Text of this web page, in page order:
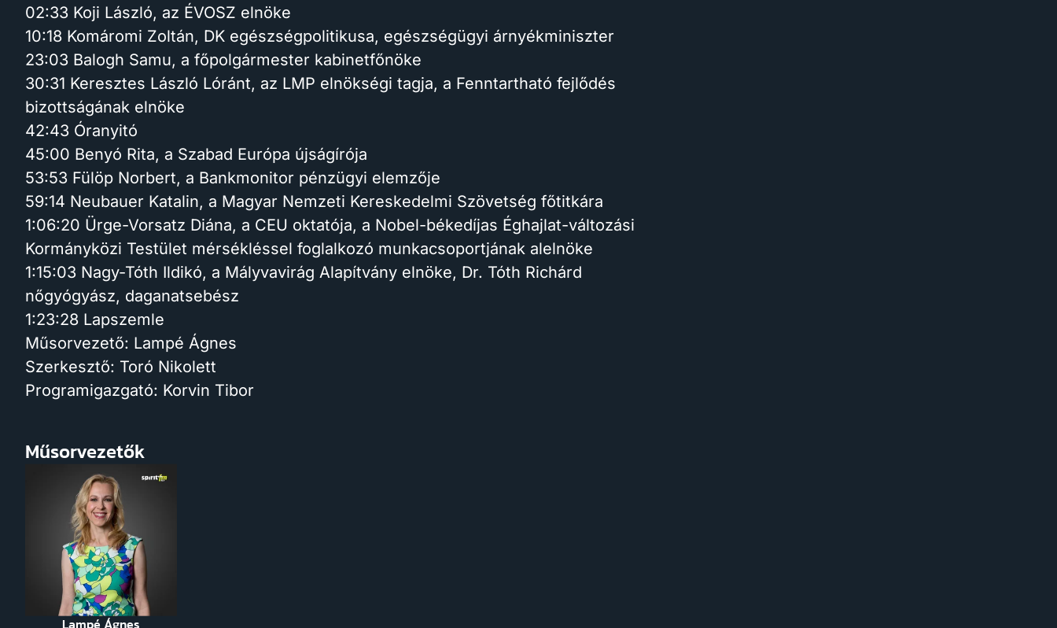
02:33 Koji László, az ÉVOSZ elnöke
10:18 Komáromi Zoltán, DK egészségpolitikusa, egészségügyi árnyékminiszter
23:03 Balogh Samu, a főpolgármester kabinetfőnöke
30:31 Keresztes László Lóránt, az LMP elnökségi tagja, a Fenntartható fejlődés
bizottságának elnöke
42:43 Óranyitó
45:00 Benyó Rita, a Szabad Európa újságírója
53:53 Fülöp Norbert, a Bankmonitor pénzügyi elemzője
59:14 Neubauer Katalin, a Magyar Nemzeti Kereskedelmi Szövetség főtitkára
1:06:20 Ürge-Vorsatz Diána, a CEU oktatója, a Nobel-békedíjas Éghajlat-változási
Kormányközi Testület mérsékléssel foglalkozó munkacsoportjának alelnöke
1:15:03 Nagy-Tóth Ildikó, a Mályvavirág Alapítvány elnöke, Dr. Tóth Richárd
nőgyógyász, daganatsebész
1:23:28 Lapszemle
Műsorvezető: Lampé Ágnes
Szerkesztő: Toró Nikolett
Programigazgató: Korvin Tibor
Műsorvezetők
Lampé Ágnes